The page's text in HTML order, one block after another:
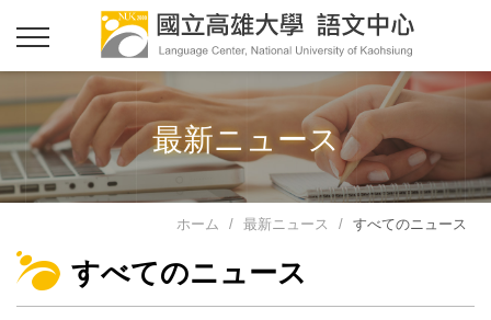
最新ニュース
ホーム 最新ニュース すべてのニュース
すべてのニュース